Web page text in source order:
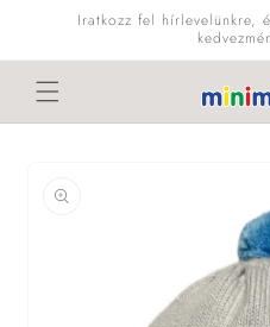
Ugrás aIratkozz fel hírlevelünkre,
ugrás a
termékadatokra